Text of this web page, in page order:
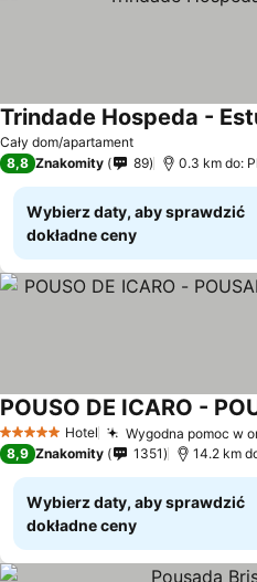
Cały dom/apartament
Trindade Hospeda -
8,8 Znakomity 89 0.3 km do:
Wybierz daty, aby sprawdzić
dokładne ceny
5 KategoriaHotel Wygodna pomoc w
Wyświetl ceny
8,9 Znakomity 1351 14.2 km
Wybierz daty, aby sprawdzić
dokładne ceny